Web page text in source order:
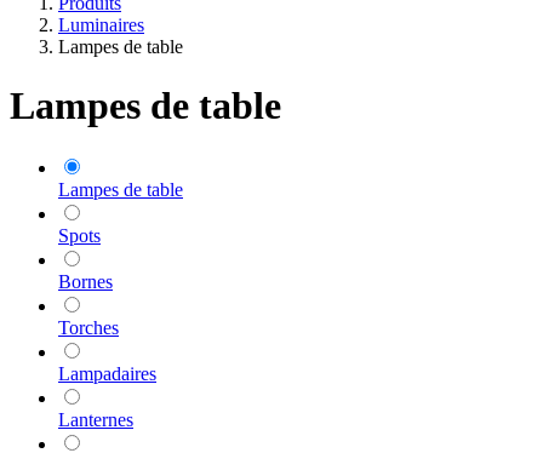
Luminaires
Lampes de table
Lampes de table
Lampes de table
Spots
Bornes
Torches
Lampadaires
Lanternes